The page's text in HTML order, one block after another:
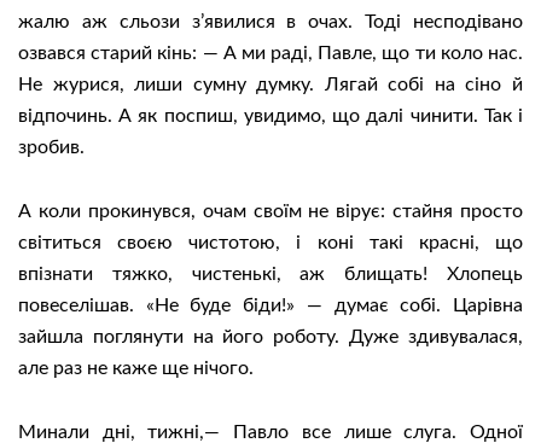
жалю аж сльози з’явилися в очах. Тоді несподівано
озвався старий кінь: — А ми раді, Павле, що ти коло нас.
Не журися, лиши сумну думку. Лягай собі на сіно й
відпочинь. А як поспиш, увидимо, що далі чинити. Так і
зробив.
А коли прокинувся, очам своїм не вірує: стайня просто
світиться своєю чистотою, і коні такі красні, що
впізнати тяжко, чистенькі, аж блищать! Хлопець
повеселішав. «Не буде біди!» — думає собі. Царівна
зайшла поглянути на його роботу. Дуже здивувалася,
але раз не каже ще нічого.
Минали дні, тижні,— Павло все лише слуга. Одної